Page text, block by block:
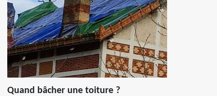
Quand bâcher une toiture ?